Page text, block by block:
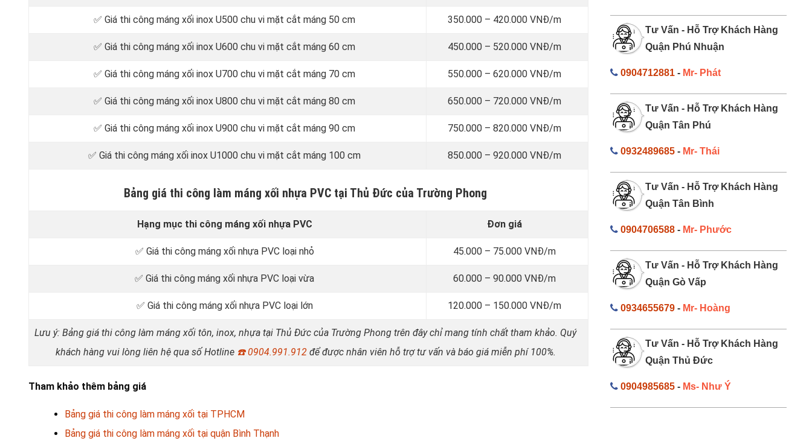
✅ Giá thi công máng xối inox U500 chu vi mặt cắt máng 50 cm 350.000 – 420.000 VNĐ/m
✅ Giá thi công máng xối inox U600 chu vi mặt cắt máng 60 cm 450.000 – 520.000 VNĐ/m
✅ Giá thi công máng xối inox U700 chu vi mặt cắt máng 70 cm 550.000 – 620.000 VNĐ/m
✅ Giá thi công máng xối inox U800 chu vi mặt cắt máng 80 cm 650.000 – 720.000 VNĐ/m
✅ Giá thi công máng xối inox U900 chu vi mặt cắt máng 90 cm 750.000 – 820.000 VNĐ/m
✅ Giá thi công máng xối inox U1000 chu vi mặt cắt máng 100 cm 850.000 – 920.000 VNĐ/m
Bảng giá thi công làm máng xối nhựa PVC tại Thủ Đức của Trường Phong
Hạng mục thi công máng xối nhựa PVC Đơn giá
✅ Giá thi công máng xối nhựa PVC loại nhỏ 45.000 – 75.000 VNĐ/m
✅ Giá thi công máng xối nhựa PVC loại vừa 60.000 – 90.000 VNĐ/m
✅ Giá thi công máng xối nhựa PVC loại lớn 120.000 – 150.000 VNĐ/m
Lưu ý: Bảng giá thi công làm máng xối tôn, inox, nhựa tại Thủ Đức của Trường Phong trên đây chỉ mang tính chất tham khảo. Quý
khách hàng vui lòng liên hệ qua số Hotline ☎️0904.991.912để được nhân viên hỗ trợ tư vấn và báo giá miễn phí 100%.
Tham khảo thêm bảng giá
Bảng giá thi công làm máng xối tại TPHCM
Bảng giá thi công làm máng xối tại quận Bình Thạnh
Tư Vấn - Hỗ Trợ Khách Hàng
Quận Phú Nhuận
0904712881- Mr- Phát
Tư Vấn - Hỗ Trợ Khách Hàng
Quận Tân Phú
0932489685- Mr- Thái
Tư Vấn - Hỗ Trợ Khách Hàng
Quận Tân Bình
0904706588- Mr- Phước
Tư Vấn - Hỗ Trợ Khách Hàng
Quận Gò Vấp
0934655679- Mr- Hoàng
Tư Vấn - Hỗ Trợ Khách Hàng
Quận Thủ Đức
0904985685- Ms- Như Ý